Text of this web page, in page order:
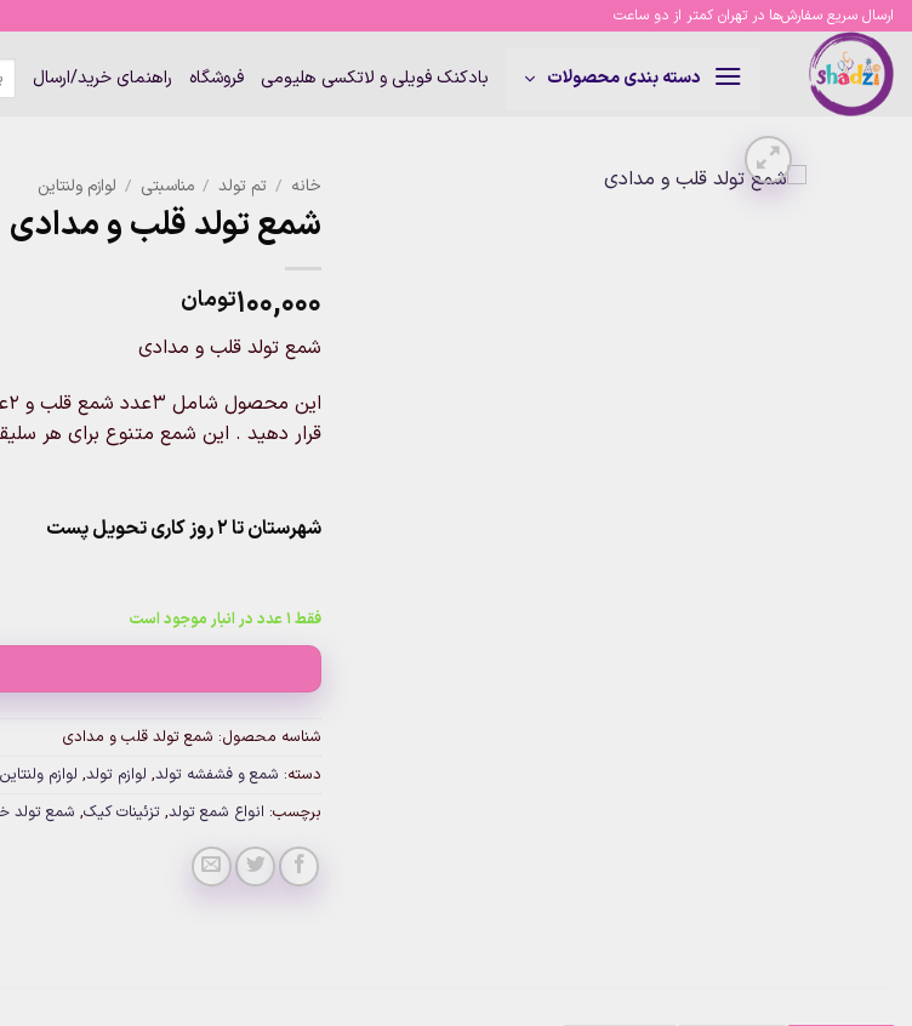
Skip
content
ارسال سریع سفارش‌ها در تهران کمتر از دو ساعت
دسته بندی محصولات بادکنک فویلی و لاتکسی هلیومی فروشگاه راهنمای خرید/ارسال
خانه / تم تولد / مناسبتی / لوازم ولنتاین
شمع تولد قلب و مدادی
۱۰۰,۰۰۰تومان
شمع تولد قلب و مدادی
قرار دهید . این شمع متنوع برای هر
شهرستان تا 2 روز کاری تحویل پست
فقط 1 عدد در انبار موجود است
شناسه محصول: شمع تولد قلب و مدادی
دسته: شمع و فشفشه تولد, لوازم تولد, لوازم ولنتاین
برچسب: انواع شمع تولد, تزئینات کیک, شمع تولد